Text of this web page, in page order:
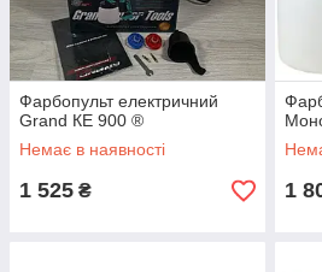
Фарбопульт електричний
Grand КЕ 900 ®
Немає в наявності
1 525 ₴ 1